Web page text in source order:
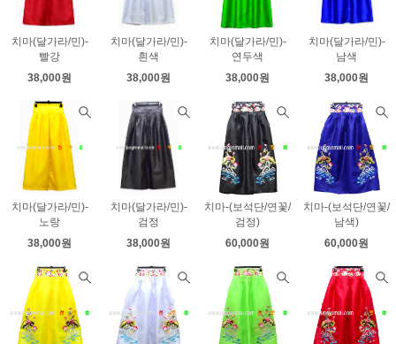
치마(달가라/민)-
빨강
38,000원
치마(달가라/민)-
흰색
38,000원
치마(달가라/민)-
연두색
38,000원
치마(달가라/민)-
남색
38,000원
치마(달가라/민)-
노랑
38,000원
치마(달가라/민)-
검정
38,000원
치마-(보석단/연꽃/
검정)
60,000원
치마-(보석단/연꽃/
남색)
60,000원